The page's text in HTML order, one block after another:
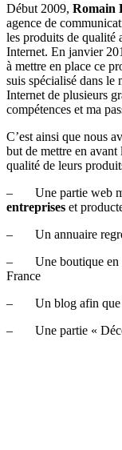
Début 2009, Romain
agence de
les produits de qualité
Internet. En janvier
à mettre en place ce
suis spécialisé dans le
Internet de plusieurs
compétences et ma
C’est ainsi que nous
but de mettre en avant
qualité de leurs
– Une partie web
entreprises et
– Un annuaire
– Une boutique en
France
– Un blog afin que
– Une partie «